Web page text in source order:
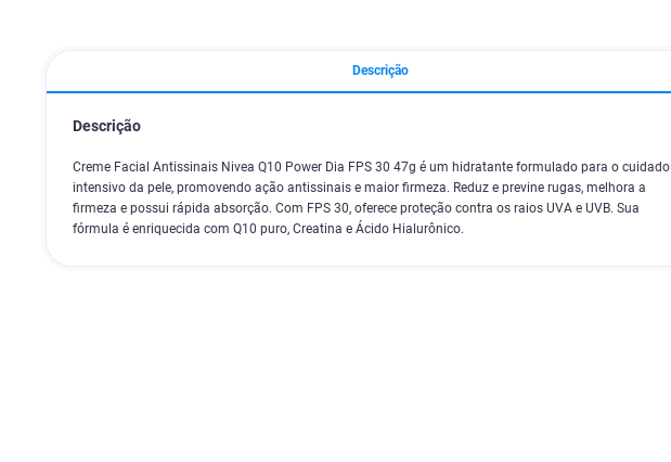
Descrição
Descrição
Creme Facial Antissinais Nivea Q10 Power Dia FPS 30 47g é um hidratante formulado para o cuidado
intensivo da pele, promovendo ação antissinais e maior firmeza. Reduz e previne rugas, melhora a
firmeza e possui rápida absorção. Com FPS 30, oferece proteção contra os raios UVA e UVB. Sua
fórmula é enriquecida com Q10 puro, Creatina e Ácido Hialurônico.